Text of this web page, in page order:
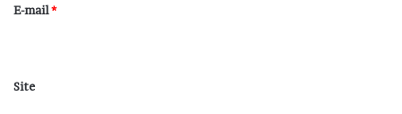
*
E-mail*
Site